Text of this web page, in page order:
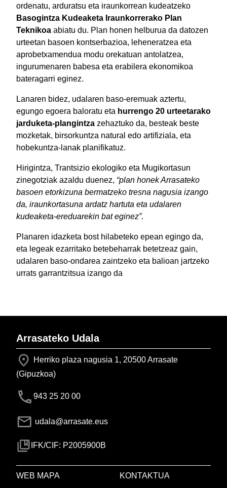
ordenatu, arduratsu eta iraunkorrean kudeatzeko
Basogintza Kudeaketa Iraunkorrerako Plan
Teknikoa abiatu du. Plan honen helburua da datozen
urteetan basoen kontserbazioa, leheneratzea eta
aprobetxamendua modu orekatuan antolatzea,
ingurumenaren babesa eta erabilera ekonomikoa
bateragarri eginez.
Lanaren bidez, udalaren baso-eremuak aztertu,
egungo egoera baloratu eta hurrengo 20 urteetarako
jarduketa-plangintza zehaztuko da, besteak beste
mozketak, birsorkuntza natural edo artifiziala, eta
hobekuntza-lanak planifikatuz.
Hirigintza, Trantsizio ekologiko eta Mugikortasun
zinegotziak azaldu duenez, “plan honek Arrasateko
basoen etorkizuna bermatzeko tresna nagusia izango
da, iraunkortasuna ardatz hartuta eta udalaren
kudeaketa-ereduarekin bat eginez”.
Planaren idazketa bost hilabeteko epean egingo da,
eta legeak ezarritako betebeharrak betetzeaz gain,
udalaren baso-ondarea zaintzeko eta balioan jartzeko
urrats garrantzitsua izango da
Arrasateko Udala
Herriko plaza nagusia 1, 20500 Arrasate
(Gipuzkoa)
943 25 20 00
udala@arrasate.eus
IFK/CIF: P2005900B
WEB MAPA KONTAKTUA